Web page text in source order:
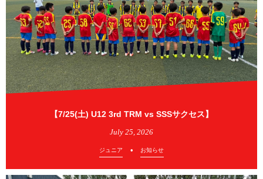
【7/25(土) U12 3rd TRM vs SSSサクセス】
July 25 2026
ジュニア お知らせ